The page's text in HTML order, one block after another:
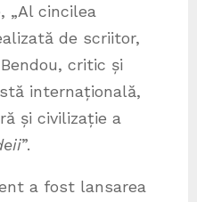
„Al cincilea
de scriitor,
critic și
internațională,
și civilizație a
”.
a fost lansarea